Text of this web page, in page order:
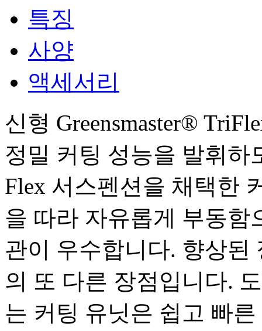
특징
사양
액세서리
신형 Greensmaster®
정밀 커팅 성능을 발휘하
Flex 서스펜션을 채택한
을 따라 자유롭게 부동함
관이 우수합니다. 향상
의 또 다른 장점입니다.
는 커팅 유닛은 쉽고 빠